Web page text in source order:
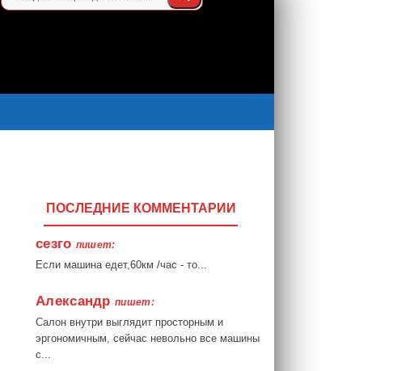
ПОСЛЕДНИЕ КОММЕНТАРИИ
сезго пишет:
Если машина едет,60км /час - то...
Александр пишет:
Салон внутри выглядит просторным и
эргономичным, сейчас невольно все машины
с...